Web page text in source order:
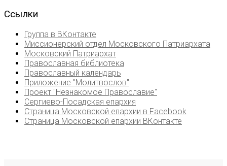
Ссылки
Группа в ВКонтакте
Миссионерский отдел Московского Патриархата
Московский Патриархат
Православная библиотека
Православный календарь
Приложение "Молитвослов"
Проект "Незнакомое Православие"
Сергиево-Посадская епархия
Страница Московской епархии в Facebook
Страница Московской епархии ВКонтакте